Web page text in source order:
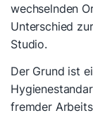
wechselnden
Unterschied
Studio.
Der Grund ist
fremder